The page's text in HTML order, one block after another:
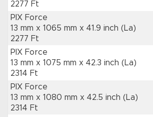
2277 Ft
PIX Force
13 mm x 1065 mm x 41.9 inch (La)
2277 Ft
PIX Force
13 mm x 1075 mm x 42.3 inch (La)
2314 Ft
PIX Force
13 mm x 1080 mm x 42.5 inch (La)
2314 Ft